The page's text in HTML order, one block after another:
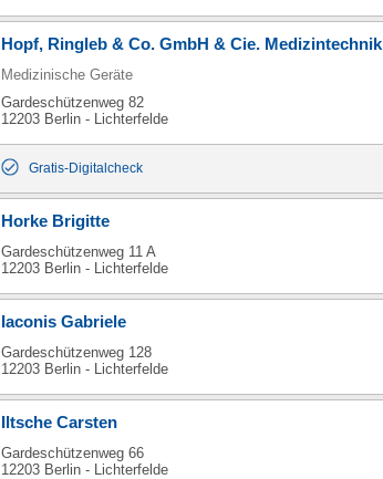
Hopf, Ringleb & Co. GmbH & Cie. Medizintechnik
Medizinische Geräte
Gardeschützenweg 82
12203 Berlin - Lichterfelde
Gratis-Digitalcheck
Horke Brigitte
Gardeschützenweg 11 A
12203 Berlin - Lichterfelde
Iaconis Gabriele
Gardeschützenweg 128
12203 Berlin - Lichterfelde
Iltsche Carsten
Gardeschützenweg 66
12203 Berlin - Lichterfelde